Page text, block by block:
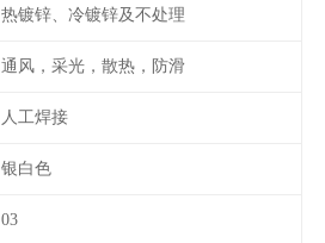
热镀锌、冷镀锌及不处理
通风，采光，散热，防滑
人工焊接
银白色
03